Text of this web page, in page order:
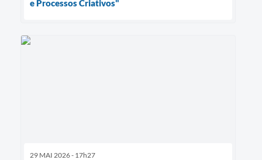
e Processos Criativos"
29 MAI 2026 - 17h27